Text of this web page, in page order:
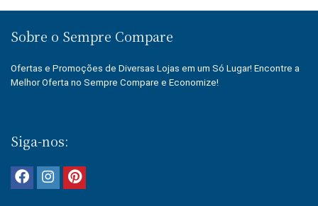
Sobre o Sempre Compare
Ofertas e Promoções de Diversas Lojas em um Só Lugar! Encontre a
Melhor Oferta no Sempre Compare e Economize!
Siga-nos: